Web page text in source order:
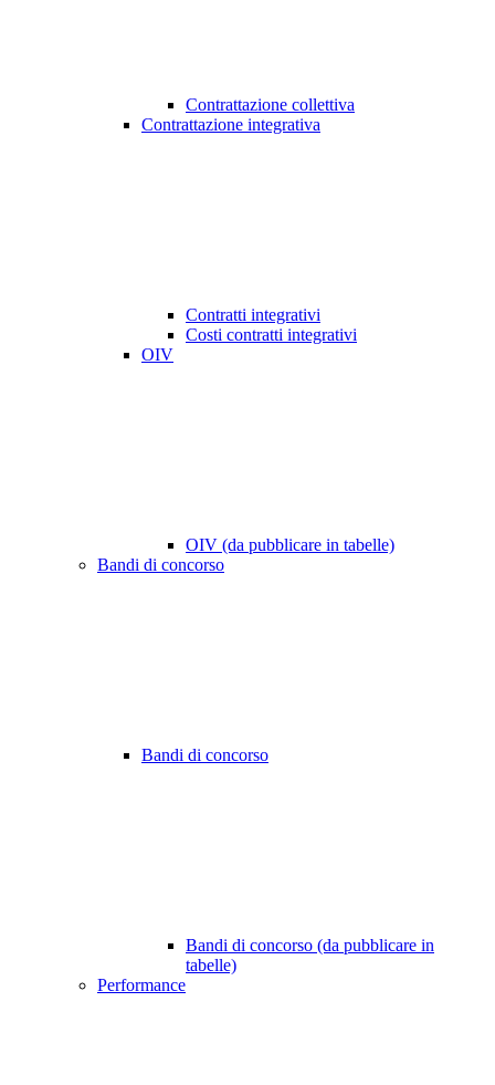
Contrattazione collettiva
Contrattazione integrativa
Contratti integrativi
Costi contratti integrativi
OIV
OIV (da pubblicare in tabelle)
Bandi di concorso
Bandi di concorso
Bandi di concorso (da pubblicare in
tabelle)
Performance